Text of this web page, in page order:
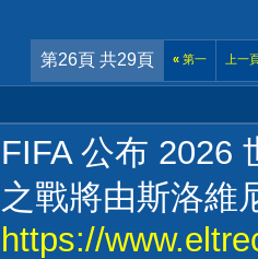
第26頁 共29頁 «第一 上一
FIFA 公布 2026
之戰將由斯洛維
https://